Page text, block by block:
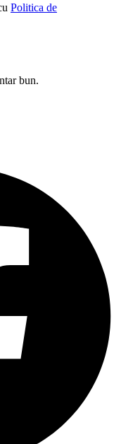
Politica de
bun.